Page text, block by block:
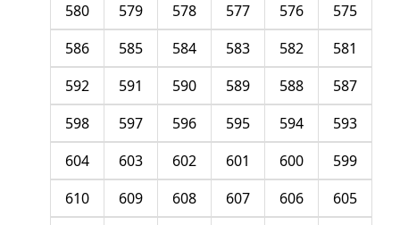
575
576
577
578
579
580
581
582
583
584
585
586
587
588
589
590
591
592
593
594
595
596
597
598
599
600
601
602
603
604
605
606
607
608
609
610